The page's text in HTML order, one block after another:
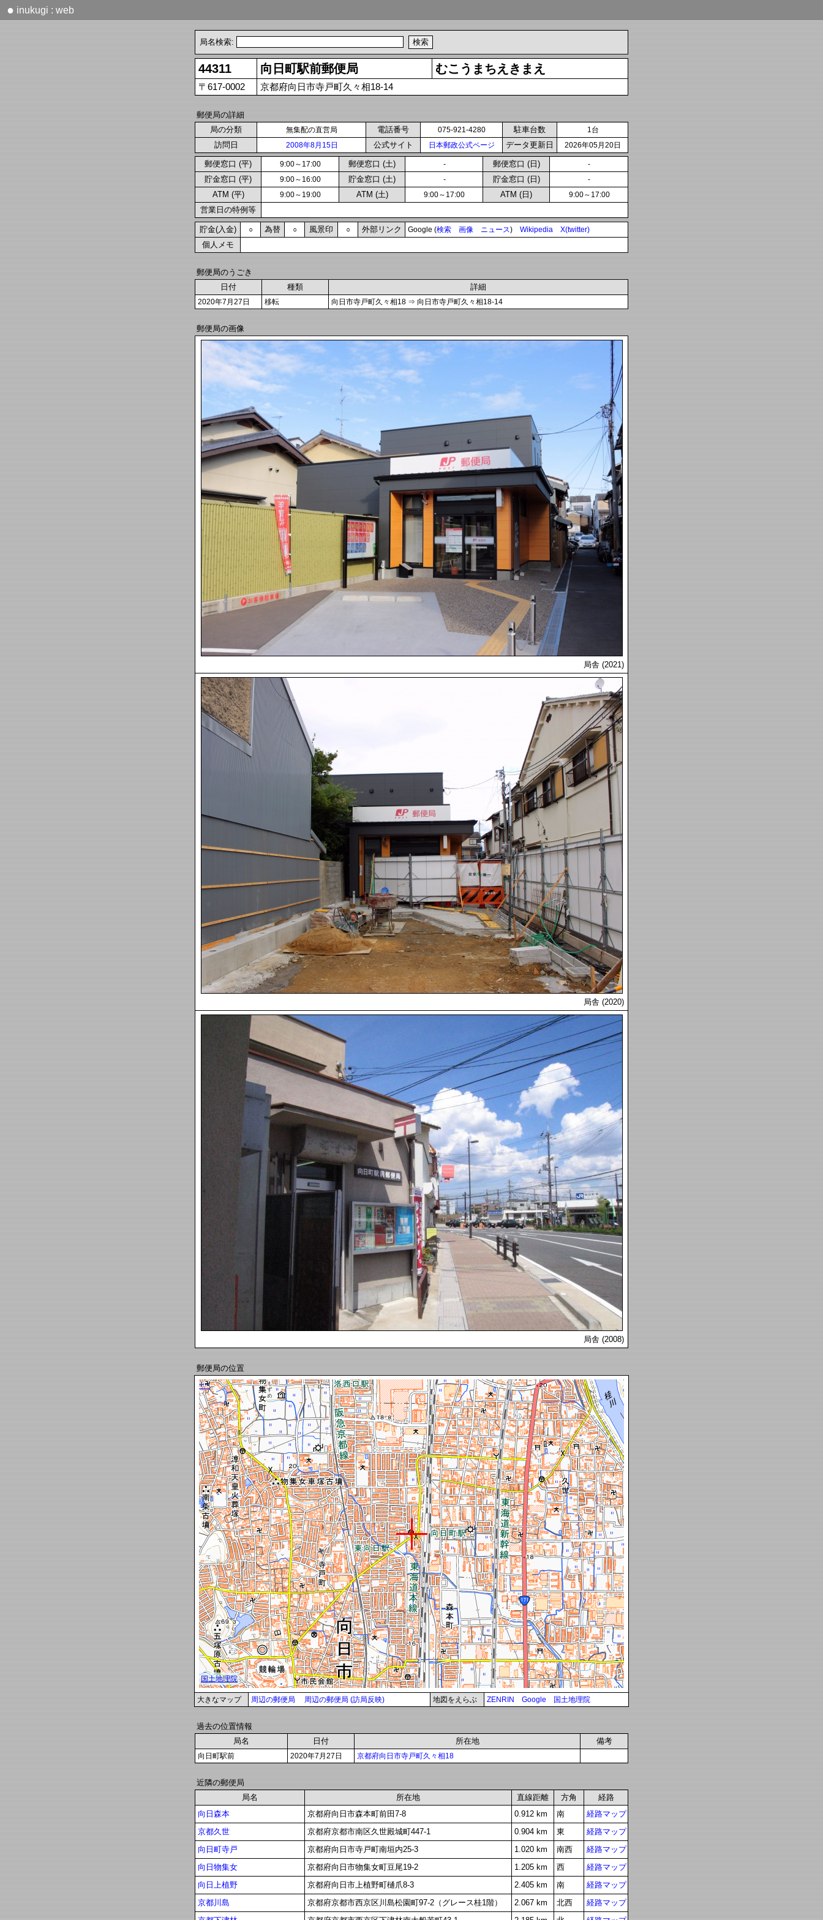
● inukugi : web
局名検索:
44311 向日町駅前郵便局 むこうまちえきまえ
〒617-0002 京都府向日市寺戸町久々相18-14
郵便局の詳細
局の分類
無集配の直営局 電話番号 075-921-4280 駐車台数 1台
訪問日 2008年8月15日 公式サイト 日本郵政公式ページ データ更新日 2026年05月20日
郵便窓口 (平) 9:00～17:00 郵便窓口 (土) - 郵便窓口 (日) -
貯金窓口 (平) 9:00～16:00 貯金窓口 (土) - 貯金窓口 (日) -
ATM (平) 9:00～19:00 ATM (土) 9:00～17:00 ATM (日) 9:00～17:00
営業日の特例等
貯金(入金) ○ 為替 ○ 風景印 ○ 外部リンク Google (検索 画像 ニュース) Wikipedia X(twitter)
個人メモ
郵便局のうごき
日付
種類 詳細
2020年7月27日 移転 向日市寺戸町久々相18 ⇒ 向日市寺戸町久々相18-14
郵便局の画像
局舎 (2021)
局舎 (2020)
局舎 (2008)
郵便局の位置
大きなマップ 周辺の郵便局 周辺の郵便局 (訪局反映) 地図をえらぶ ZENRIN Google 国土地理院
過去の位置情報
局名
日付 所在地 備考
向日町駅前 2020年7月27日 京都府向日市寺戸町久々相18
近隣の郵便局
局名
所在地 直線距離 方角
経路
向日森本
京都府向日市森本町前田7-8 0.912 km 南
経路マップ
京都久世
京都府京都市南区久世殿城町447-1 0.904 km 東
経路マップ
向日町寺戸
京都府向日市寺戸町南垣内25-3 1.020 km 南西
経路マップ
向日物集女
京都府向日市物集女町豆尾19-2 1.205 km 西
経路マップ
向日上植野
京都府向日市上植野町樋爪8-3 2.405 km 南
経路マップ
京都川島
京都府京都市西京区川島松園町97-2（グレース桂1階） 2.067 km 北西
経路マップ